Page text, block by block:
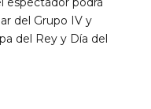
del Grupo IV y
del Rey y Día del